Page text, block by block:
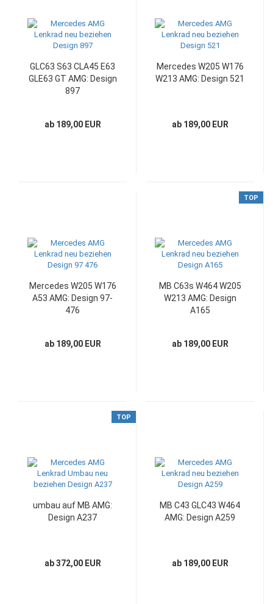
GLC63 S63 CLA45 E63
GLE63 GT AMG: Design
897
ab 189,00 EUR
Mercedes W205 W176
W213 AMG: Design 521
ab 189,00 EUR
Mercedes W205 W176
A53 AMG: Design 97-
476
ab 189,00 EUR
TOP
MB C63s W464 W205
W213 AMG: Design
A165
ab 189,00 EUR
TOP
umbau auf MB AMG:
Design A237
ab 372,00 EUR
MB C43 GLC43 W464
AMG: Design A259
ab 189,00 EUR